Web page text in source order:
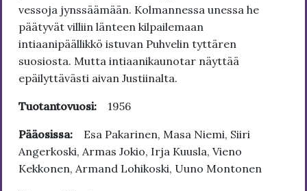
vessoja jynssäämään. Kolmannessa unessa he
päätyvät villiin länteen kilpailemaan
intiaanipäällikkö istuvan Puhvelin tyttären
suosiosta. Mutta intiaanikaunotar näyttää
epäilyttävästi aivan Justiinalta.
Tuotantovuosi: 1956
Pääosissa:
Esa Pakarinen, Masa Niemi, Siiri
Angerkoski, Armas Jokio, Irja Kuusla, Vieno
Kekkonen, Armand Lohikoski, Uuno Montonen